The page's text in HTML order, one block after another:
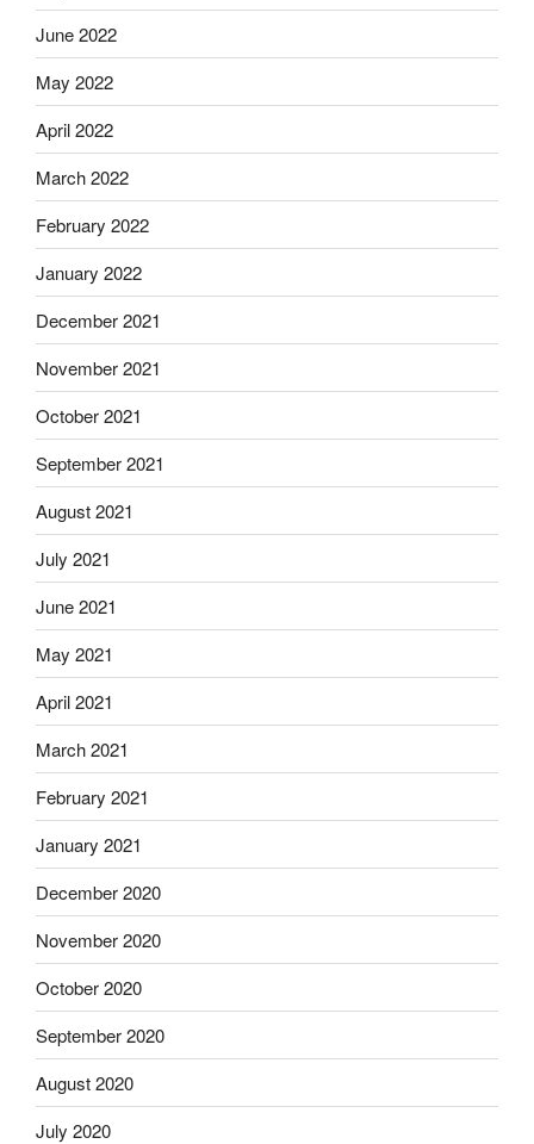
June 2022
May 2022
April 2022
March 2022
February 2022
January 2022
December 2021
November 2021
October 2021
September 2021
August 2021
July 2021
June 2021
May 2021
April 2021
March 2021
February 2021
January 2021
December 2020
November 2020
October 2020
September 2020
August 2020
July 2020